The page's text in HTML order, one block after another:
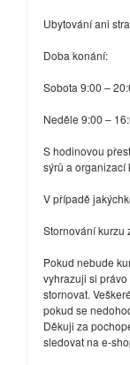
Ubytování ani
Doba konání:
Sobota 9:00 –
Neděle 9:00 –
S hodinovou
sýrů a organizací
V případě
Stornování kurzu
Pokud nebude
vyhrazuji si
stornovat.
pokud se
Děkuji za
sledovat na e-